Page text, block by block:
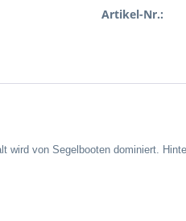
Artikel-Nr.:
von Segelbooten dominiert.